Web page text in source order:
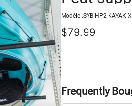
Modèle :SYB-HP2-KAYAK-
$79.99
Frequently